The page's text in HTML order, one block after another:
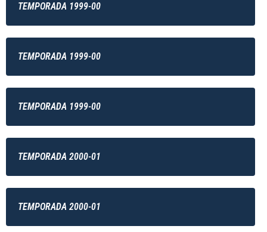
TEMPORADA 1999-00
TEMPORADA 1999-00
TEMPORADA 1999-00
TEMPORADA 2000-01
TEMPORADA 2000-01